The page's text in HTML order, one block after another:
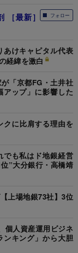
フォロー
［最新］
あけキャピタル代表
経緯を激白
「京都FG・土井社
ップ」に影響した
クに比肩する理由を
でも私はド地銀経営
”大分銀行・高橋靖
上場地銀73社】3位
個人資産運用ビジネ
ンキング」から大胆